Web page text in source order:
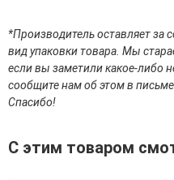
Защита от солнца для
Кремы для тела
Лосьоны, сыворотки и
Масла для тела
Молочко для тела
Пены для ванны
*Производитель оставляет за
вид упаковки товара. Мы
если вы заметили какое-либо
сообщите нам об этом в
Спасибо!
С этим товаром